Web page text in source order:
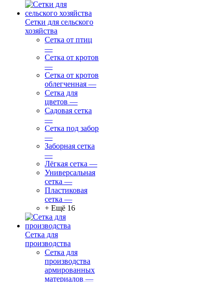
Сетки для сельского
хозяйства
Сетка от птиц
—
Сетка от кротов
—
Сетка от кротов
облегченная —
Сетка для
цветов —
Садовая сетка
—
Сетка под забор
—
Заборная сетка
—
Лёгкая сетка —
Универсальная
сетка —
Пластиковая
сетка —
+ Ещё 16
Сетка для
производства
Сетка для
производства
армированных
материалов —